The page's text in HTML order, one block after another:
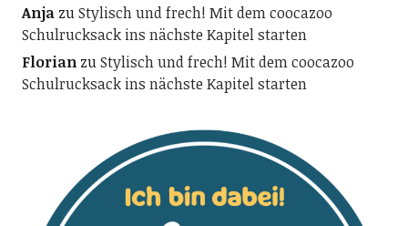
AnjazuStylisch und frech! Mit dem coocazoo
Schulrucksack ins nächste Kapitel starten
FlorianzuStylisch und frech! Mit dem coocazoo
Schulrucksack ins nächste Kapitel starten